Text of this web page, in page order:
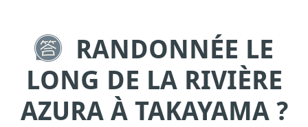
RANDONNÉE LE
LONG DE LA RIVIÈRE
AZURA À TAKAYAMA ?